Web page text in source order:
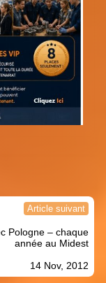
Article suivant
Pologne – chaque
année au Midest
14 Nov, 2012